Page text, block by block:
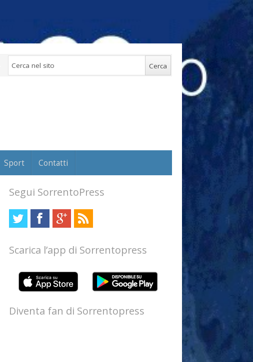
Sport Contatti
Segui SorrentoPress
Scarica l’app di Sorrentopress
Diventa fan di Sorrentopress